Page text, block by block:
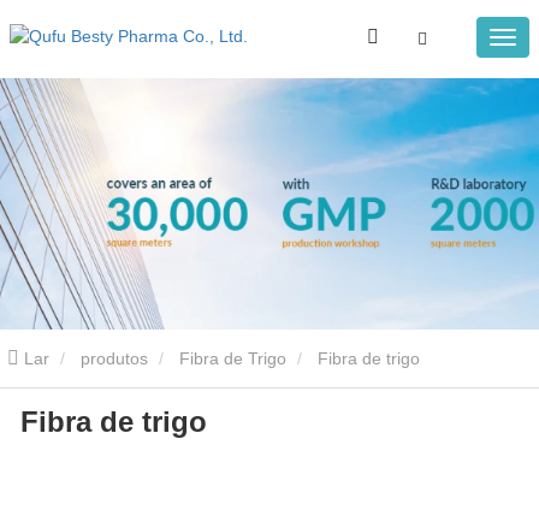
Lar produtos Fibra de Trigo Fibra de trigo
Fibra de trigo